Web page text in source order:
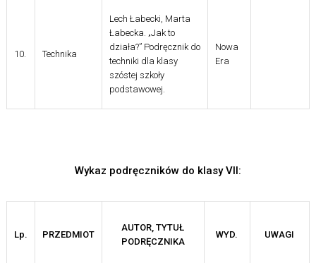
10. Technika
Lech Łabecki, Marta
Łabecka. „Jak to
działa?” Podręcznik do
techniki dla klasy
szóstej szkoły
podstawowej.
Nowa
Era
Wykaz podręczników do klasy VII:
Lp. PRZEDMIOT
AUTOR, TYTUŁ
PODRĘCZNIKA
WYD. UWAGI